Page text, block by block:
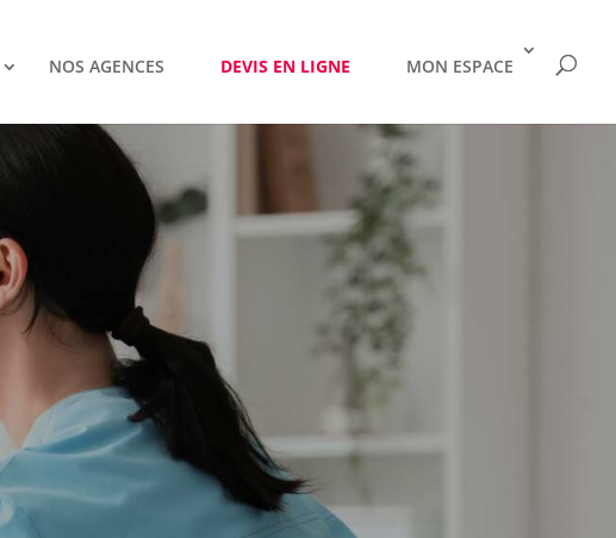
NOS AGENCES DEVIS EN LIGNE MON ESPACE